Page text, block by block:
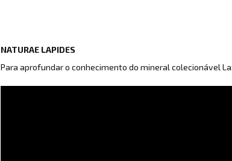
NATURAE LAPIDES
Para aprofundar o conhecimento do mineral colecionável